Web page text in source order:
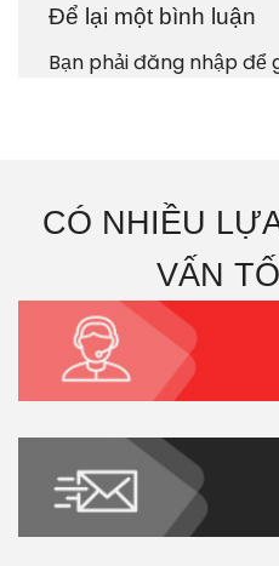
Để lại một bình luận
Bạn phảiđăng nhậpđể
CÓ NHIỀU
VẤN